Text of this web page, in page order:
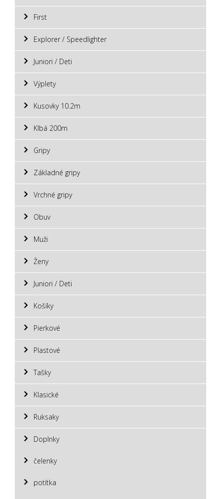
First
Explorer / Speedlighter
Juniori / Deti
Výplety
Kusovky 10.2m
Klbá 200m
Gripy
Základné gripy
Vrchné gripy
Obuv
Muži
Ženy
Juniori / Deti
Košíky
Pierkové
Plastové
Tašky
Klasické
Ruksaky
Doplnky
čelenky
potítka